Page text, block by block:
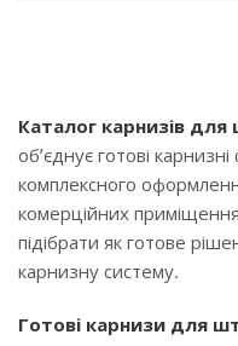
Каталог карнизів
об’єднує готові
комплексного
комерційних
підібрати як готове
карнизну систему.
Готові карнизи для